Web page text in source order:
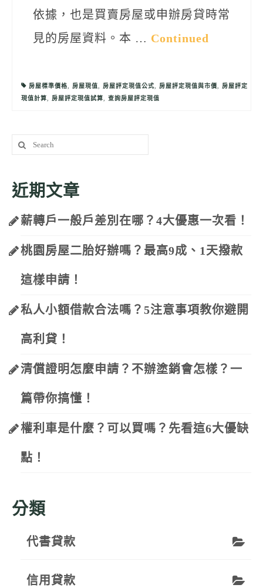
依據，也是買賣房屋或申辦房貸時常
見的房屋資料。本 … Continued
房屋標準價格, 房屋現值, 房屋評定現值公式, 房屋評定現值與市價, 房屋評定
現值計算, 房屋評定現值試算, 查詢房屋評定現值
Search
for:
近期文章
薪轉戶一般戶差別在哪？4大優惠一次看！
桃園房屋二胎好辦嗎？最高9成、1天撥款
這樣申請！
私人小額借款合法嗎？5注意事項教你避開
高利貸！
清償證明怎麼申請？不辦塗銷會怎樣？一
篇帶你搞懂！
權利車是什麼？可以買嗎？先看這6大優缺
點！
分類
代書貸款
信用貸款